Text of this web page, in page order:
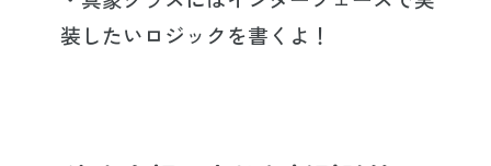
装したいロジックを書くよ！